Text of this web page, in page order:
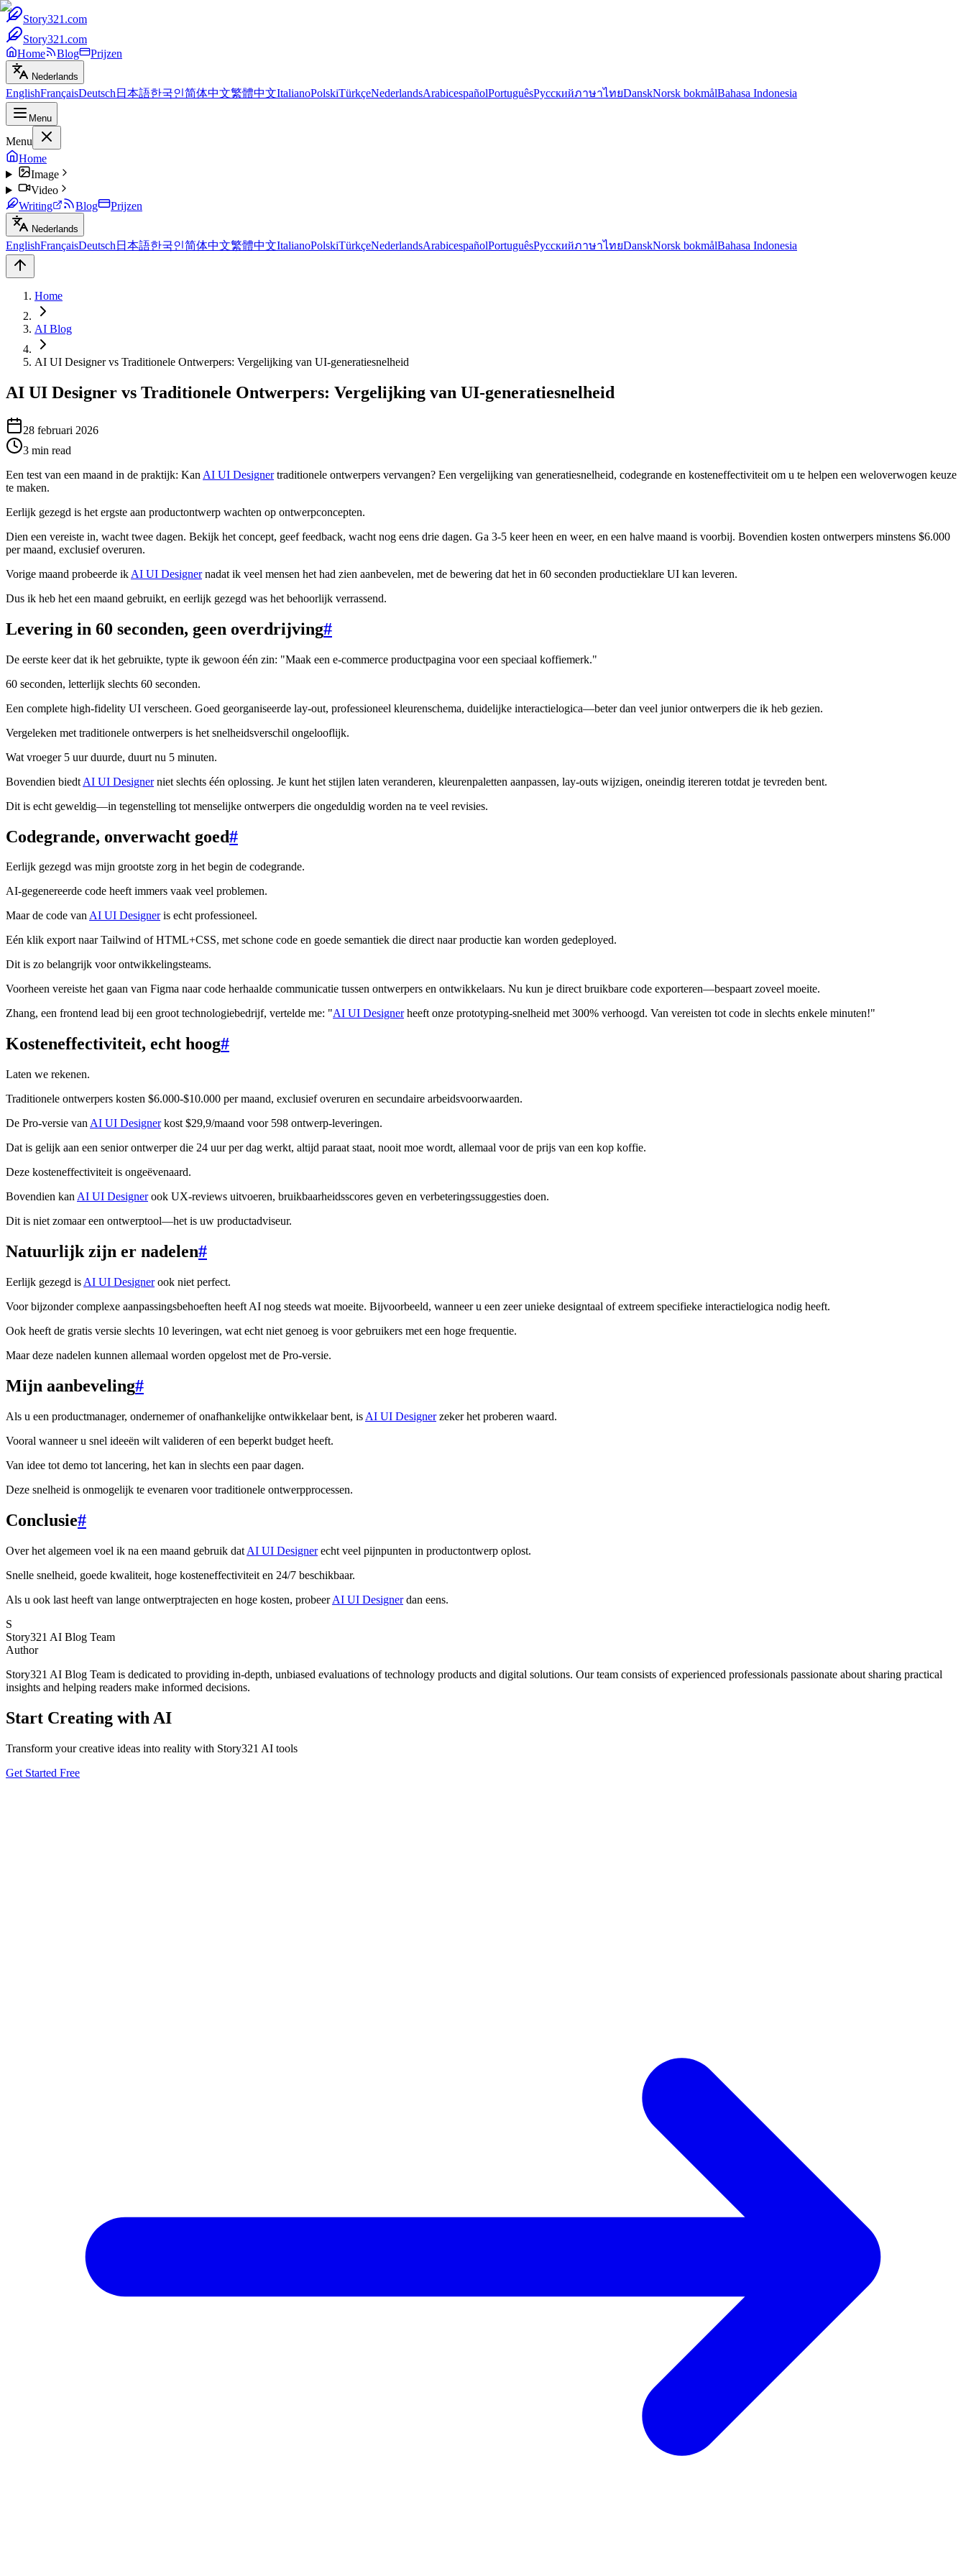
Story321.com
Story321.com
Home
Blog Prijzen
Nederlands
EnglishFrançaisDeutsch 日本語한국인简体中文繁體中文ItalianoPolskiTürkçeNederlandsArabicespañolPortuguêsРусскийภาษาไทยDanskNorsk bokmålBahasa Indonesia
Menu
Menu
Home
Image
Video
Writing
Blog Prijzen
Nederlands
EnglishFrançaisDeutsch 日本語한국인简体中文繁體中文ItalianoPolskiTürkçeNederlandsArabicespañolPortuguêsРусскийภาษาไทยDanskNorsk bokmålBahasa Indonesia
Home
AI Blog
AI UI Designer vs Traditionele Ontwerpers: Vergelijking van UI-generatiesnelheid
AI UI Designer vs Traditionele Ontwerpers: Vergelijking van UI-generatiesnelheid
28 februari 2026
3 min read
Een test van een maand in de praktijk: Kan AI UI Designertraditionele ontwerpers vervangen? Een vergelijking van generatiesnelheid, codegrande en kosteneffectiviteit om u te helpen een weloverwogen keuze
te maken.
Eerlijk gezegd is het ergste aan productontwerp wachten op ontwerpconcepten.
Dien een vereiste in, wacht twee dagen. Bekijk het concept, geef feedback, wacht nog eens drie dagen. Ga 3-5 keer heen en weer, en een halve maand is voorbij. Bovendien kosten ontwerpers minstens $6.000
per maand, exclusief overuren.
Vorige maand probeerde ik AI UI Designernadat ik veel mensen het had zien aanbevelen, met de bewering dat het in 60 seconden productieklare UI kan leveren.
Dus ik heb het een maand gebruikt, en eerlijk gezegd was het behoorlijk verrassend.
Levering in 60 seconden, geen overdrijving#
De eerste keer dat ik het gebruikte, typte ik gewoon één zin: "Maak een e-commerce productpagina voor een speciaal koffiemerk."
60 seconden, letterlijk slechts 60 seconden.
Een complete high-fidelity UI verscheen. Goed georganiseerde lay-out, professioneel kleurenschema, duidelijke interactielogica—beter dan veel junior ontwerpers die ik heb gezien.
Vergeleken met traditionele ontwerpers is het snelheidsverschil ongelooflijk.
Wat vroeger 5 uur duurde, duurt nu 5 minuten.
Bovendien biedt AI UI Designerniet slechts één oplossing. Je kunt het stijlen laten veranderen, kleurenpaletten aanpassen, lay-outs wijzigen, oneindig itereren totdat je tevreden bent.
Dit is echt geweldig—in tegenstelling tot menselijke ontwerpers die ongeduldig worden na te veel revisies.
Codegrande, onverwacht goed#
Eerlijk gezegd was mijn grootste zorg in het begin de codegrande.
AI-gegenereerde code heeft immers vaak veel problemen.
Maar de code vanAI UI Designeris echt professioneel.
Eén klik export naar Tailwind of HTML+CSS, met schone code en goede semantiek die direct naar productie kan worden gedeployed.
Dit is zo belangrijk voor ontwikkelingsteams.
Voorheen vereiste het gaan van Figma naar code herhaalde communicatie tussen ontwerpers en ontwikkelaars. Nu kun je direct bruikbare code exporteren—bespaart zoveel moeite.
Zhang, een frontend lead bij een groot technologiebedrijf, vertelde me: "AI UI Designerheeft onze prototyping-snelheid met 300% verhoogd. Van vereisten tot code in slechts enkele minuten!"
Kosteneffectiviteit, echt hoog#
Laten we rekenen.
Traditionele ontwerpers kosten $6.000-$10.000 per maand, exclusief overuren en secundaire arbeidsvoorwaarden.
De Pro-versie van AI UI Designerkost $29,9/maand voor 598 ontwerp-leveringen.
Dat is gelijk aan een senior ontwerper die 24 uur per dag werkt, altijd paraat staat, nooit moe wordt, allemaal voor de prijs van een kop koffie.
Deze kosteneffectiviteit is ongeëvenaard.
Bovendien kan AI UI Designerook UX-reviews uitvoeren, bruikbaarheidsscores geven en verbeteringssuggesties doen.
Dit is niet zomaar een ontwerptool—het is uw productadviseur.
Natuurlijk zijn er nadelen#
Eerlijk gezegd is AI UI Designerook niet perfect.
Voor bijzonder complexe aanpassingsbehoeften heeft AI nog steeds wat moeite. Bijvoorbeeld, wanneer u een zeer unieke designtaal of extreem specifieke interactielogica nodig heeft.
Ook heeft de gratis versie slechts 10 leveringen, wat echt niet genoeg is voor gebruikers met een hoge frequentie.
Maar deze nadelen kunnen allemaal worden opgelost met de Pro-versie.
Mijn aanbeveling#
Als u een productmanager, ondernemer of onafhankelijke ontwikkelaar bent, is AI UI Designerzeker het proberen waard.
Vooral wanneer u snel ideeën wilt valideren of een beperkt budget heeft.
Van idee tot demo tot lancering, het kan in slechts een paar dagen.
Deze snelheid is onmogelijk te evenaren voor traditionele ontwerpprocessen.
Conclusie#
Over het algemeen voel ik na een maand gebruik dat AI UI Designerecht veel pijnpunten in productontwerp oplost.
Snelle snelheid, goede kwaliteit, hoge kosteneffectiviteit en 24/7 beschikbaar.
Als u ook last heeft van lange ontwerptrajecten en hoge kosten, probeerAI UI Designerdan eens.
S
Story321 AI Blog Team
Author
Story321 AI Blog Team is dedicated to providing in-depth, unbiased evaluations of technology products and digital solutions. Our team consists of experienced professionals passionate about sharing practical
insights and helping readers make informed decisions.
Start Creating with AI
Transform your creative ideas into reality with Story321 AI tools
Get Started Free